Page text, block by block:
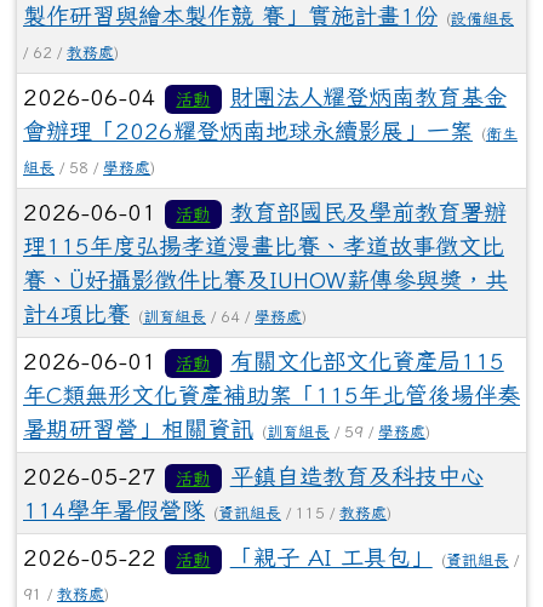
製作研習與繪本製作競 賽」實施計畫1份
(設備組長
/ 62 / 教務處)
2026-06-04 活動
財團法人耀登炳南教育基金
會辦理「2026耀登炳南地球永續影展」一案
(衛生
組長 / 58 / 學務處)
2026-06-01 活動
教育部國民及學前教育署辦
理115年度弘揚孝道漫畫比賽、孝道故事徵文比
賽、Ü好攝影徵件比賽及IUHOW薪傳參與獎，共
計4項比賽
(訓育組長 / 64 / 學務處)
2026-06-01 活動
有關文化部文化資產局115
年C類無形文化資產補助案「115年北管後場伴奏
暑期研習營」相關資訊
(訓育組長 / 59 / 學務處)
2026-05-27 活動
平鎮自造教育及科技中心
114學年暑假營隊
(資訊組長 / 115 / 教務處)
2026-05-22 活動 「親子 AI 工具包」 (資訊組長 /
91 / 教務處)